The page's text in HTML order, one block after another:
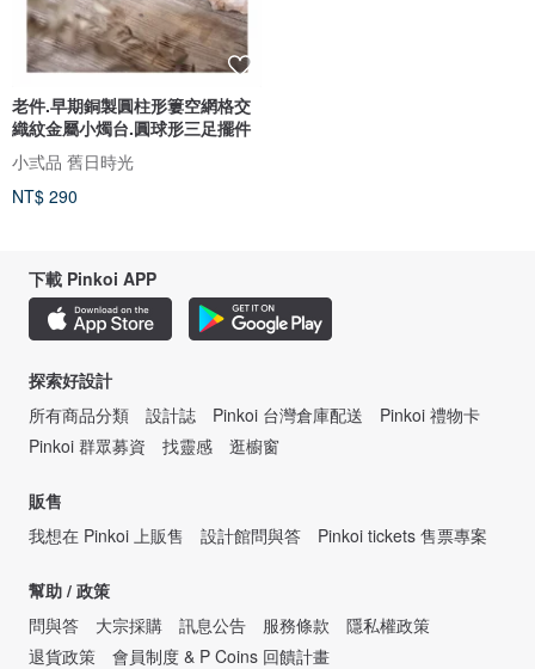
老件.早期銅製圓柱形簍空網格交
織紋金屬小燭台.圓球形三足擺件
小弎品 舊日時光
NT$ 290
下載 Pinkoi APP
探索好設計
所有商品分類
設計誌 Pinkoi 台灣倉庫配送
Pinkoi 禮物卡
Pinkoi 群眾募資
找靈感 逛櫥窗
販售
我想在 Pinkoi 上販售
設計館問與答 Pinkoi tickets 售票專案
幫助 / 政策
問與答
大宗採購 訊息公告 服務條款
隱私權政策
退貨政策
會員制度 & P Coins 回饋計畫